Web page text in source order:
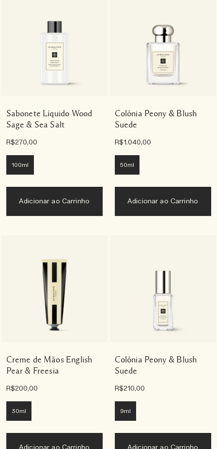
Sabonete Líquido Wood
Sage & Sea Salt
R$270,00
100ml
Adicionar ao Carrinho
Colônia Peony & Blush
Suede
R$1.040,00
50ml
Adicionar ao Carrinho
Creme de Mãos English
Pear & Freesia
R$200,00
30ml
Colônia Peony & Blush
Suede
R$210,00
9ml